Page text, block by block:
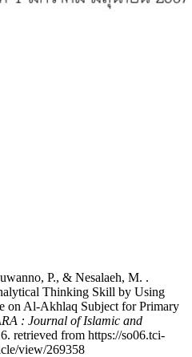
P., & Nesalaeh, M. .
Thinking Skill by Using
on Al-Akhlaq Subject for Primary
: Journal of Islamic and
retrieved from https://so06.tci-
view/269358